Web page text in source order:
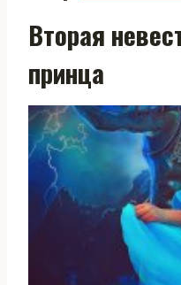
Вторая
принца